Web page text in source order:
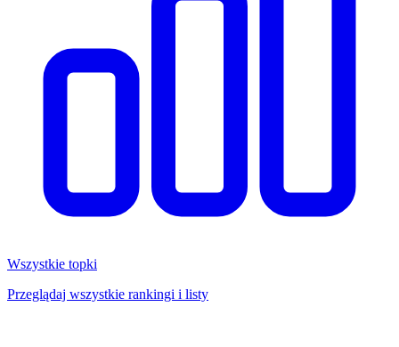
Wszystkie topki
Przeglądaj wszystkie rankingi i listy